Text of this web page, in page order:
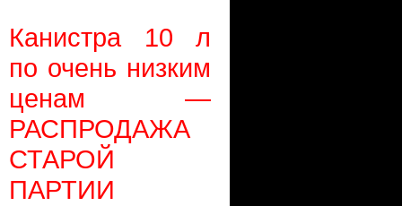
Канистра 10 л
по очень низким
ценам —
РАСПРОДАЖА
СТАРОЙ
ПАРТИИ